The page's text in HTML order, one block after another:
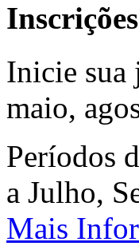
Inicie sua
maio,
Períodos
a Julho,
Mais